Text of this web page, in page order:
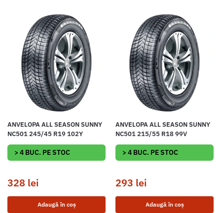
ANVELOPA ALL SEASON SUNNY
NC501 245/45 R19 102Y
> 4 BUC. PE STOC
328 lei
Adaugă în coș
ANVELOPA ALL SEASON SUNNY
NC501 215/55 R18 99V
> 4 BUC. PE STOC
293 lei
Adaugă în coș